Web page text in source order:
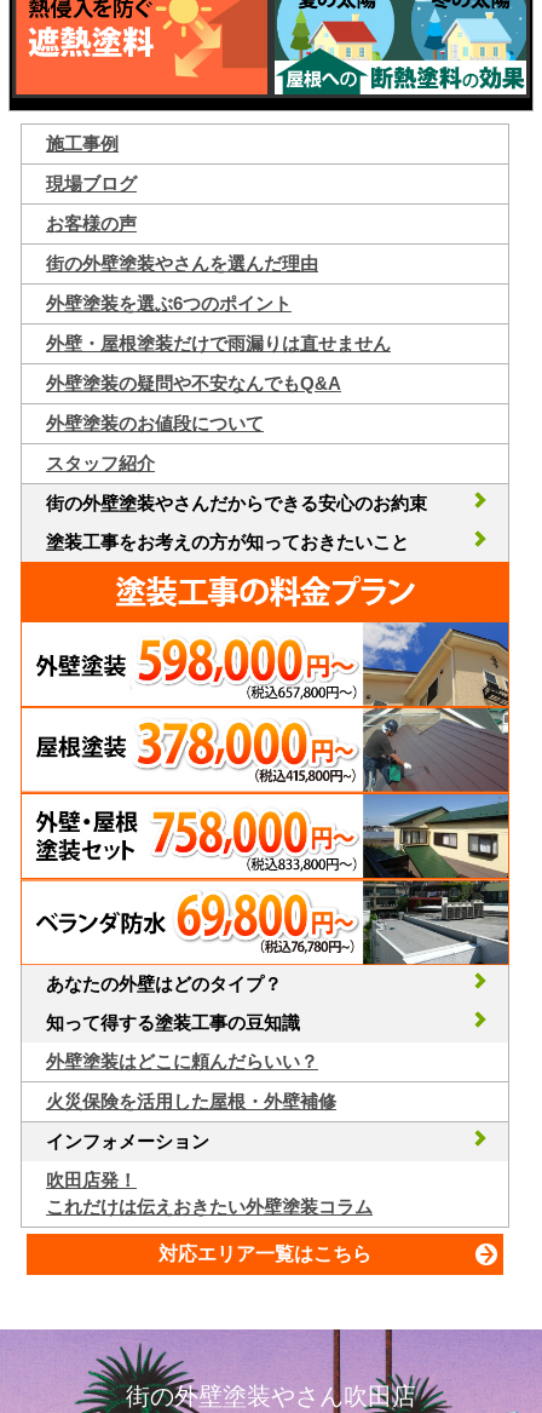
施工事例
現場ブログ
お客様の声
街の外壁塗装やさんを選んだ理由
外壁塗装を選ぶ6つのポイント
外壁・屋根塗装だけで雨漏りは直せません
外壁塗装の疑問や不安なんでもQ&A
外壁塗装のお値段について
スタッフ紹介
街の外壁塗装やさんだからできる安心のお約束
塗装工事をお考えの方が知っておきたいこと
あなたの外壁はどのタイプ？
知って得する塗装工事の豆知識
外壁塗装はどこに頼んだらいい？
火災保険を活用した屋根・外壁補修
インフォメーション
吹田店発！
これだけは伝えおきたい外壁塗装コラム
対応エリア一覧はこちら
街の外壁塗装やさん吹田店